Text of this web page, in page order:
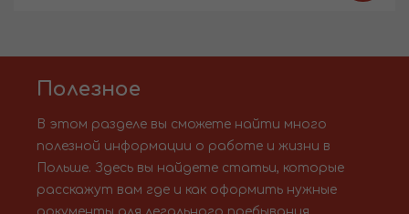
Полезное
В этом разделе вы сможете найти много
полезной информации о работе и жизни в
Польше. Здесь вы найдете статьи, которые
расскажут вам где и как оформить нужные